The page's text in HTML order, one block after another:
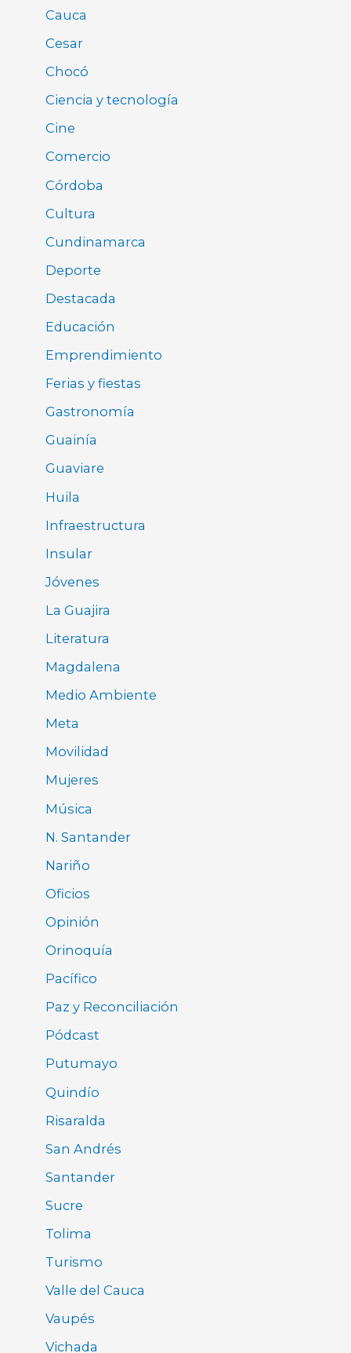
Cauca
Cesar
Chocó
Ciencia y tecnología
Cine
Comercio
Córdoba
Cultura
Cundinamarca
Deporte
Destacada
Educación
Emprendimiento
Ferias y fiestas
Gastronomía
Guainía
Guaviare
Huila
Infraestructura
Insular
Jóvenes
La Guajira
Literatura
Magdalena
Medio Ambiente
Meta
Movilidad
Mujeres
Música
N. Santander
Nariño
Oficios
Opinión
Orinoquía
Pacífico
Paz y Reconciliación
Pódcast
Putumayo
Quindío
Risaralda
San Andrés
Santander
Sucre
Tolima
Turismo
Valle del Cauca
Vaupés
Vichada